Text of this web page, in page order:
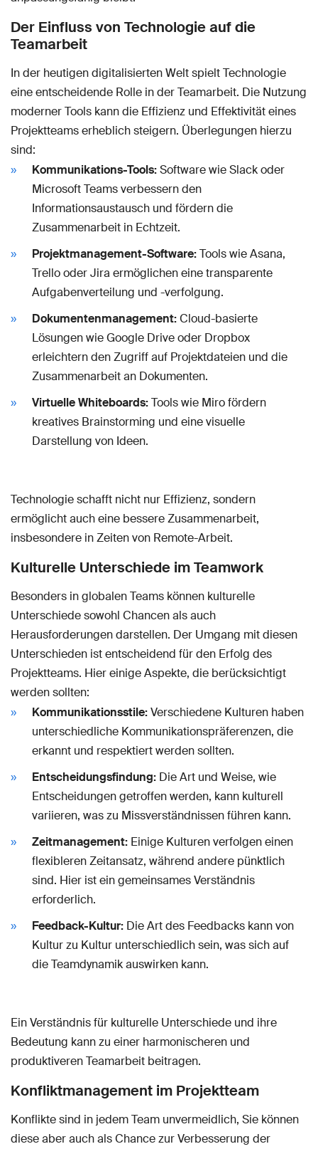
Der Einfluss von Technologie auf die
Teamarbeit
In der heutigen digitalisierten Welt spielt Technologie
eine entscheidende Rolle in der Teamarbeit. Die Nutzung
moderner Tools kann die Effizienz und Effektivität eines
Projektteams erheblich steigern. Überlegungen hierzu
sind:
Kommunikations-Tools:Software wie Slack oder
Microsoft Teams verbessern den
Informationsaustausch und fördern die
Zusammenarbeit in Echtzeit.
Projektmanagement-Software:Tools wie Asana,
Trello oder Jira ermöglichen eine transparente
Aufgabenverteilung und -verfolgung.
Dokumentenmanagement:Cloud-basierte
Lösungen wie Google Drive oder Dropbox
erleichtern den Zugriff auf Projektdateien und die
Zusammenarbeit an Dokumenten.
Virtuelle Whiteboards:Tools wie Miro fördern
kreatives Brainstorming und eine visuelle
Darstellung von Ideen.
Technologie schafft nicht nur Effizienz, sondern
ermöglicht auch eine bessere Zusammenarbeit,
insbesondere in Zeiten von Remote-Arbeit.
Kulturelle Unterschiede im Teamwork
Besonders in globalen Teams können kulturelle
Unterschiede sowohl Chancen als auch
Herausforderungen darstellen. Der Umgang mit diesen
Unterschieden ist entscheidend für den Erfolg des
Projektteams. Hier einige Aspekte, die berücksichtigt
werden sollten:
Kommunikationsstile:Verschiedene Kulturen haben
unterschiedliche Kommunikationspräferenzen, die
erkannt und respektiert werden sollten.
Entscheidungsfindung: Die Art und Weise, wie
Entscheidungen getroffen werden, kann kulturell
variieren, was zu Missverständnissen führen kann.
Zeitmanagement: Einige Kulturen verfolgen einen
flexibleren Zeitansatz, während andere pünktlich
sind. Hier ist ein gemeinsames Verständnis
erforderlich.
Feedback-Kultur: Die Art des Feedbacks kann von
Kultur zu Kultur unterschiedlich sein, was sich auf
die Teamdynamik auswirken kann.
Ein Verständnis für kulturelle Unterschiede und ihre
Bedeutung kann zu einer harmonischeren und
produktiveren Teamarbeit beitragen.
Konfliktmanagement im Projektteam
Konflikte sind in jedem Team unvermeidlich, Sie können
diese aber auch als Chance zur Verbesserung der